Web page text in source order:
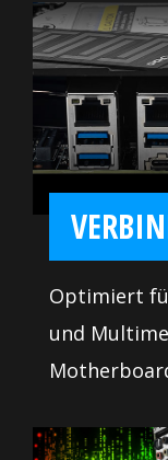
Optimiert
und
konstante